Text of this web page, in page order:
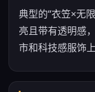
典型的“衣笠×无
亮且带有透明感
市和科技感服饰